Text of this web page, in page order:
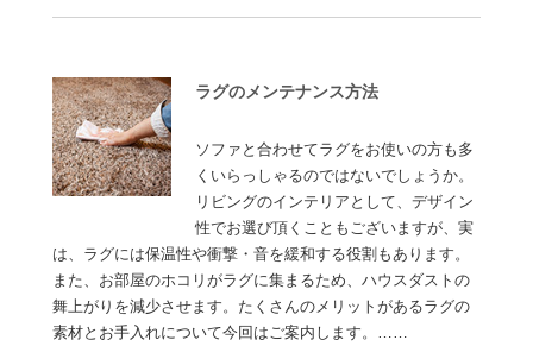
ラグのメンテナンス方法
ソファと合わせてラグをお使いの方も多
くいらっしゃるのではないでしょうか。
リビングのインテリアとして、デザイン
性でお選び頂くこともございますが、実
は、ラグには保温性や衝撃・音を緩和する役割もあります。
また、お部屋のホコリがラグに集まるため、ハウスダストの
舞上がりを減少させます。たくさんのメリットがあるラグの
素材とお手入れについて今回はご案内します。……